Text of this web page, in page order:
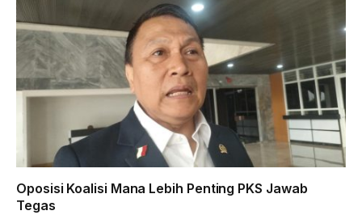
Oposisi Koalisi Mana Lebih Penting PKS Jawab
Tegas